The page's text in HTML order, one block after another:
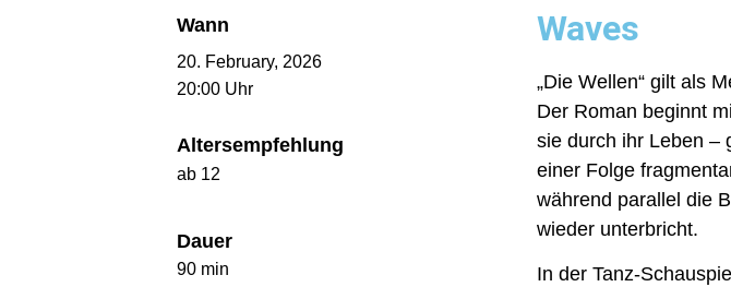
Wann
20. February, 2026
20:00 Uhr
Altersempfehlung
ab 12
Dauer
90 min
Waves
„Die Wellen“ gilt als
Der Roman beginnt
sie durch ihr Leben –
einer Folge
während parallel die
wieder unterbricht.
In der Tanz-